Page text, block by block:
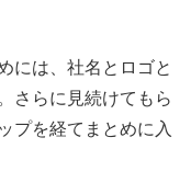
には、社名とロゴと
さらに見続けてもら
プを経てまとめに入